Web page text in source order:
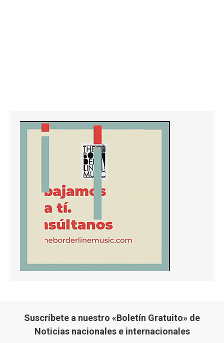
Suscríbete a nuestro «Boletín Gratuito» de
Noticias nacionales e internacionales